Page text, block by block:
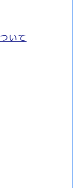
いて